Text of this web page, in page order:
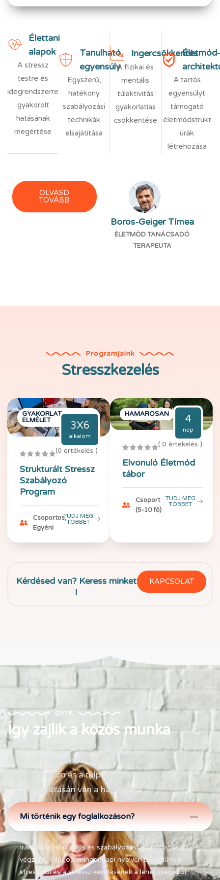
Élettani
alapok
A stressz
testre és
idegrendszerre
gyakorolt
hatásának
megértése
Tanulható
egyensúly
Egyszerű,
hatékony
szabályozási
technikák
elsajátítása
Ingercsökkentés
A fizikai és
mentális
túlaktivitás
gyakorlatias
csökkentése
Életmód-
A tartós
egyensúlyt
támogató
életmódstrukt
úrák
létrehozása
OLVASD
TOVÁBB
Boros-Geiger Tímea
ÉLETMÓD TANÁCSADÓ
TERAPEUTA
Programjaink
Stresszkezelés
GYAKORLAT +
ELMÉLET
3X6
alkalom
(0 értékelés )
Strukturált Stressz
Szabályozó
Program
Csoportos,
Egyéni
TUDJ MEG
TÖBBET
HAMAROSAN 4
nap
( 0 értékelés )
Elvonuló Életmód
tábor
Csoport
(5-10 fő)
TUDJ MEG
TÖBBET
Kérdésed van? Keress minket
!
KAPCSOLAT
GYIK
Így zajlik a közös munka
Nincs felesleges teória. Strukturált, lépésről lépésre
felépített folyamat vár, ahol a gyakorlati
megoldásokon és a túlpörgetett elme
megnyugtatásán van a hangsúly.
Mi történik egy foglalkozáson?
Irányított relaxációs és szabályozási gyakorlatokat
végzünk. Világos, mindennapi nyelven beszélünk a
stresszről és a stressz kezelésének a lehetőségeiről.